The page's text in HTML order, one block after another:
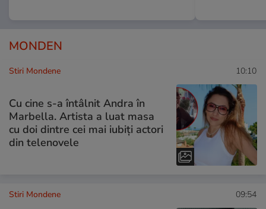
MONDEN
Stiri Mondene 10:10
Cu cine s-a întâlnit Andra în
Marbella. Artista a luat masa
cu doi dintre cei mai iubiți actori
din telenovele
Stiri Mondene 09:54